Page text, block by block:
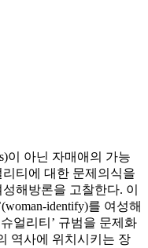
이 아닌 자매애의 가능
티에 대한 문제의식을
해방론을 고찰한다. 이
identify)를 여성해
얼리티’ 규범을 문제화
역사에 위치시키는 장